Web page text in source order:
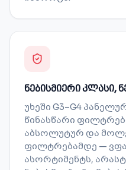
ნებისმიერი კლასი,
უხეში G3–G4
წინასწარი
აბსოლუტურ და
ფილტრებამდე —
ასორტიმენტს,